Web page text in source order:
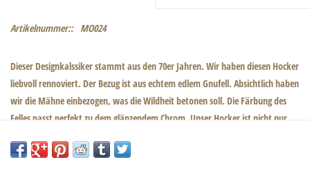
Artikelnummer:: MO024
Dieser Designkalssiker stammt aus den 70er Jahren. Wir haben diesen Hocker
liebvoll rennoviert. Der Bezug ist aus echtem edlem Gnufell. Absichtlich haben
wir die Mähne einbezogen, was die Wildheit betonen soll. Die Färbung des
Felles passt perfekt zu dem glänzendem Chrom. Unser Hocker ist nicht nur
Auch hier haben wir die Innseiten mit echtem schwarzem Leder bezogen, was